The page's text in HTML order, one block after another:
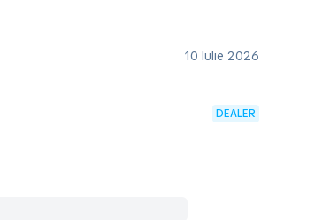
10 Iulie 2026
DEALER